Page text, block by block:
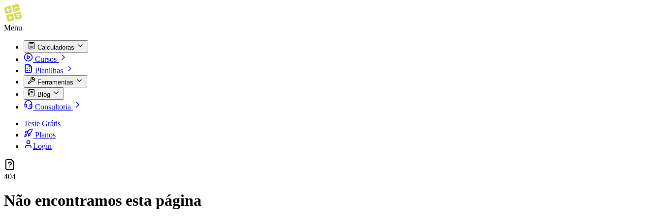
Menu
Calculadoras
Cursos
Planilhas
Ferramentas
Blog
Consultoria
Teste Grátis
Planos
Login
404
Não encontramos esta página